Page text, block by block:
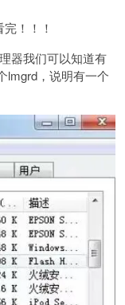
！！！
器我们可以知道有
lmgrd，说明有一个